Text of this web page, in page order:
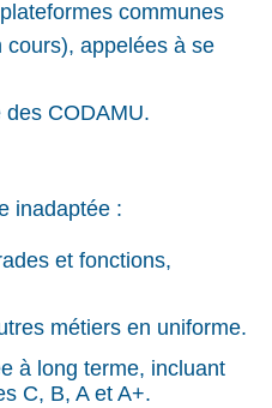
communes
cours), appelées à se
des CODAMU.
inadaptée :
et fonctions,
métiers en uniforme.
à long terme, incluant
C, B, A et A+.